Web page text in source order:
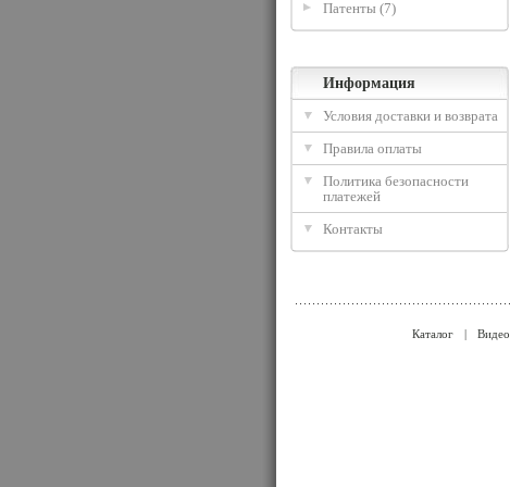
Патенты (7)
Информация
Условия доставки и возврата
Правила оплаты
Политика безопасности
платежей
Контакты
Каталог | Видео